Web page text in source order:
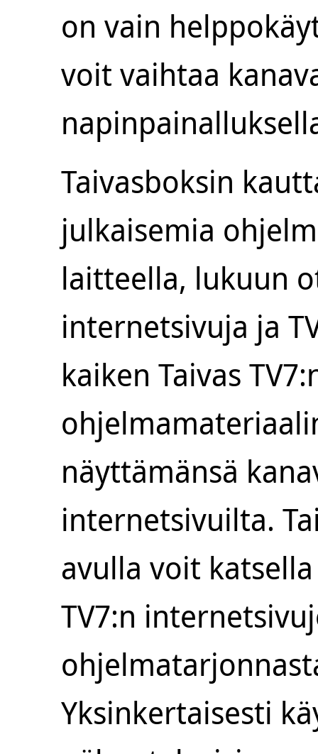
on vain
voit vaihtaa
Taivasboksin
julkaisemia
laitteella, lukuun
internetsivuja ja
kaiken Taivas
näyttämänsä
internetsivuilta.
avulla voit
TV7:n
Yksinkertaisesti